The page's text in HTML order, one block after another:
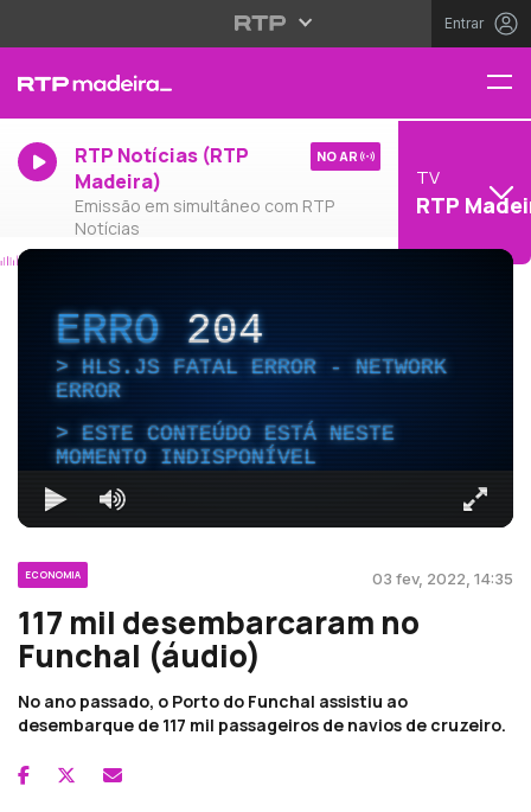
Entrar
RTP Notícias (RTP
Madeira)
Emissão em simultâneo com RTP
Notícias
NO AR
TV
RTP
ERRO204
HLS.JS FATAL ERROR - NETWORK
ERROR
ESTE CONTEÚDO ESTÁ NESTE
MOMENTO INDISPONÍVEL
ECONOMIA 03 fev, 2022, 14:35
117 mil desembarcaram no
Funchal (áudio)
No ano passado, o Porto do Funchal assistiu ao
desembarque de 117 mil passageiros de navios de cruzeiro.